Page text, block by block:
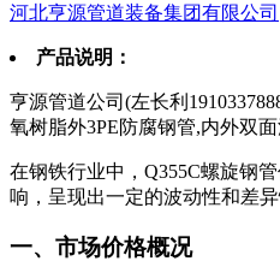
河北亨源管道装备集团有限公司
产品说明：
亨源管道公司(左长利
氧树脂外3PE防腐钢管,内外双
在钢铁行业中，Q355C螺旋钢
响，呈现出一定的波动性和差
一、市场价格概况